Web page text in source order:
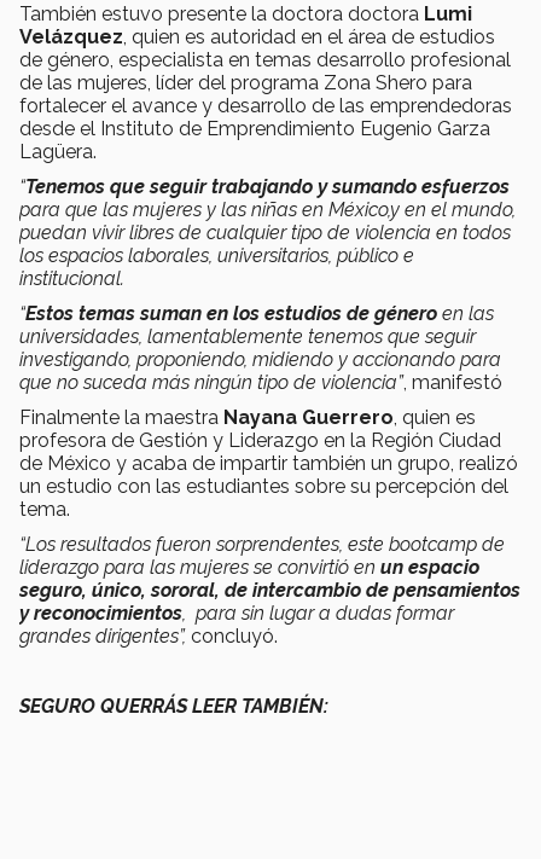
También estuvo presente la doctora doctora Lumi
Velázquez , quien es autoridad en el área de estudios
de género, especialista en temas desarrollo profesional
de las mujeres, líder del programa Zona Shero para
fortalecer el avance y desarrollo de las emprendedoras
desde el Instituto de Emprendimiento Eugenio Garza
Lagüera.
“Tenemos que seguir trabajando y sumando esfuerzos
para que las mujeres y las niñas en México,y en el mundo,
puedan vivir libres de cualquier tipo de violencia en todos
los espacios laborales, universitarios, público e
institucional.
“Estos temas suman en los estudios de género en las
universidades, lamentablemente tenemos que seguir
investigando, proponiendo, midiendo y accionando para
que no suceda más ningún tipo de violencia”, manifestó
Finalmente la maestra Nayana Guerrero , quien es
profesora de Gestión y Liderazgo en la Región Ciudad
de México y acaba de impartir también un grupo, realizó
un estudio con las estudiantes sobre su percepción del
tema.
“Los resultados fueron sorprendentes, este bootcamp de
liderazgo para las mujeres se convirtió en un espacio
seguro, único, sororal, de intercambio de pensamientos
y reconocimientos , para sin lugar a dudas formar
grandes dirigentes”, concluyó.
SEGURO QUERRÁS LEER TAMBIÉN: